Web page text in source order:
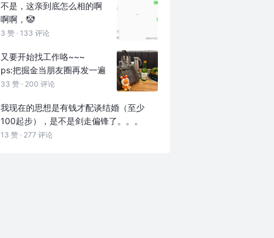
不是，这亲到底怎么相的啊
啊啊，🤡
3 赞 · 133 评论
又要开始找工作咯~~~
ps:把掘金当朋友圈再发一遍
33 赞 · 200 评论
我现在的思想是有钱才配谈结婚（至少
100起步），是不是剑走偏锋了。。。
13 赞 · 277 评论